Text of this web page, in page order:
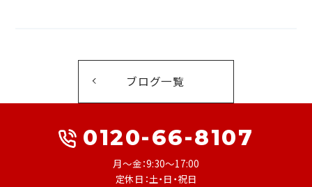
ブログ一覧
0120-66-8107
月～金：9:30～17:00
定休日：土・日・祝日